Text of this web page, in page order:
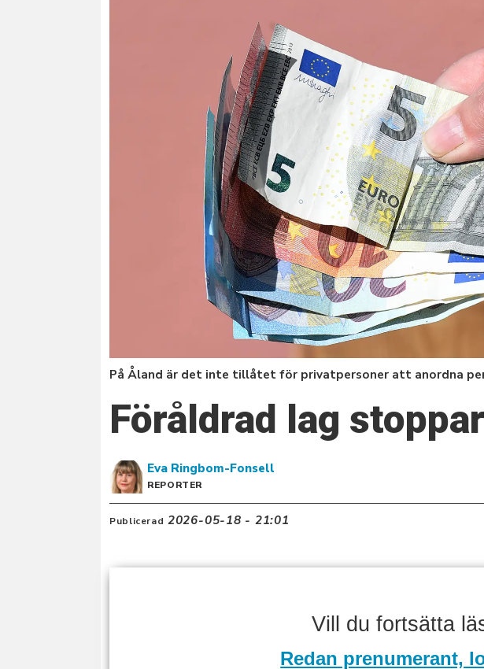
På Åland är det inte tillåtet för privatpersoner att anordna
Föråldrad lag
Eva Ringbom-Fonsell
REPORTER
Publicerad 2026-05-18 - 21:01
Vill du fortsätta
Redan prenumerant,